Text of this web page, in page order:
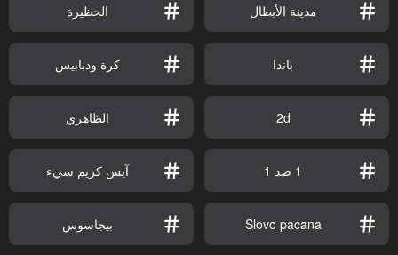
مدينة الأبطال الحظيرة
باندا كرة ودبابيس
2d الظاهري
1 ضد 1 آيس كريم سيء
Slovo pacana بيجاسوس